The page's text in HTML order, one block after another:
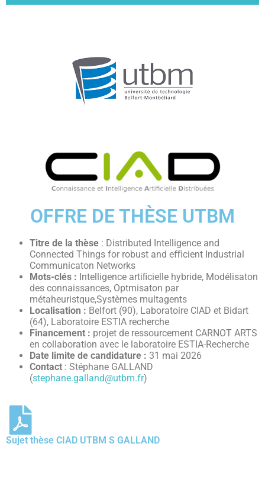
OFFRE DE THÈSE UTBM
Titre de la thèse : Distributed Intelligence and
Connected Things for robust and eﬃcient Industrial
Communicaton Networks
Mots-clés : Intelligence artiﬁcielle hybride, Modélisaton
des connaissances, Optmisaton par
métaheuristque,Systèmes multagents
Localisation : Belfort (90), Laboratoire CIAD et Bidart
(64), Laboratoire ESTIA recherche
Financement : projet de ressourcement CARNOT ARTS
en collaboration avec le laboratoire ESTIA-Recherche
Date limite de candidature : 31 mai 2026
Contact : Stéphane GALLAND
(stephane.galland@utbm.fr)
Sujet thèse CIAD UTBM S GALLAND